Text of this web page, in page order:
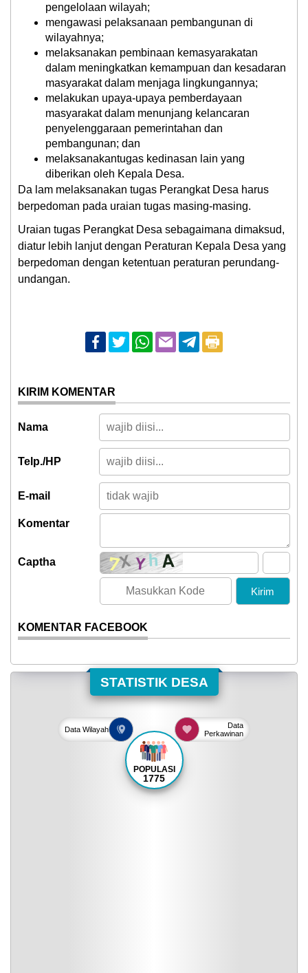
pengelolaan wilayah;
mengawasi pelaksanaan pembangunan di
wilayahnya;
melaksanakan pembinaan kemasyarakatan
dalam meningkatkan kemampuan dan kesadaran
masyarakat dalam menjaga lingkungannya;
melakukan upaya-upaya pemberdayaan
masyarakat dalam menunjang kelancaran
penyelenggaraan pemerintahan dan
pembangunan; dan
melaksanakantugas kedinasan lain yang
diberikan oleh Kepala Desa.
Da lam melaksanakan tugas Perangkat Desa harus
berpedoman pada uraian tugas masing-masing.
Uraian tugas Perangkat Desa sebagaimana dimaksud,
diatur lebih lanjut dengan Peraturan Kepala Desa yang
berpedoman dengan ketentuan peraturan perundang-
undangan.
KIRIM KOMENTAR
Nama
Telp./HP
E-mail
Komentar
Captha
KOMENTAR FACEBOOK
STATISTIK DESA
POPULASI
1775
Data Wilayah
Data
Perkawinan